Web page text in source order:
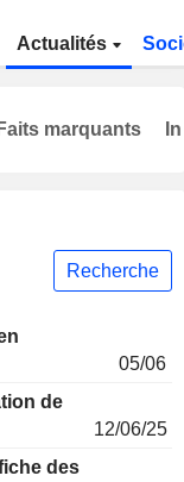
Actualités
Recherche
05/06
de
12/06/25
des
Faits marquants